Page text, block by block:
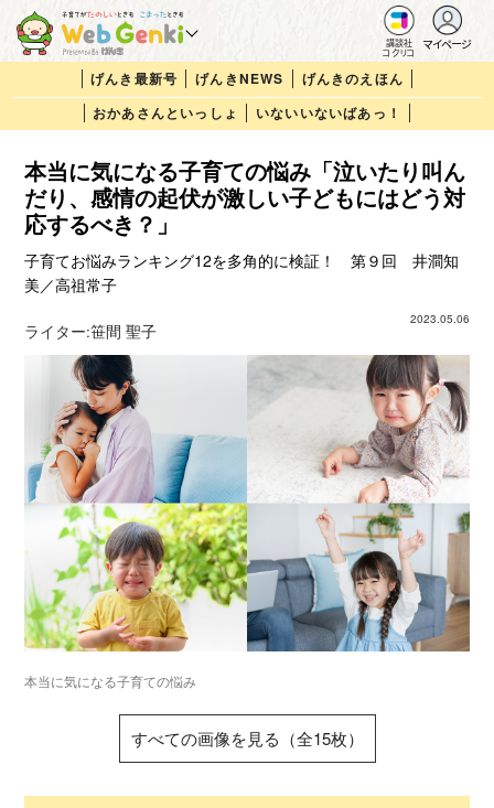
講談社
コクリコ
マイページ
げんき最新号 げんきNEWS
げんきのえほん
おかあさんといっしょ
いないいないばあっ！
本当に気になる子育ての悩み「泣いたり叫ん
だり、感情の起伏が激しい子どもにはどう対
応するべき？」
子育てお悩みランキング12を多角的に検証！ 第９回 井澗知
美／高祖常子
2023.05.06
ライター:笹間 聖子
本当に気になる子育ての悩み
すべての画像を見る（全15枚）